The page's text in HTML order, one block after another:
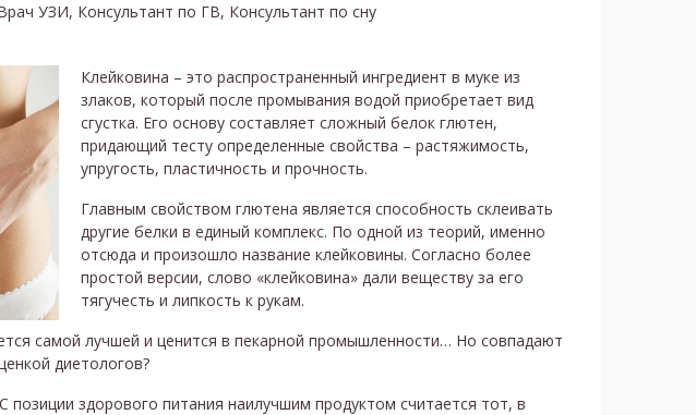
УЗИ, Консультант по ГВ, Консультант по сну
Клейковина – это распространенный ингредиент в муке из
злаков, который после промывания водой приобретает вид
сгустка. Его основу составляет сложный белок глютен,
придающий тесту определенные свойства – растяжимость,
упругость, пластичность и прочность.
Главным свойством глютена является способность склеивать
другие белки в единый комплекс. По одной из теорий, именно
отсюда и произошло название клейковины. Согласно более
простой версии, слово «клейковина» дали веществу за его
тягучесть и липкость к рукам.
самой лучшей и ценится в пекарной промышленности… Но совпадают
диетологов?
здорового питания наилучшим продуктом считается тот, в